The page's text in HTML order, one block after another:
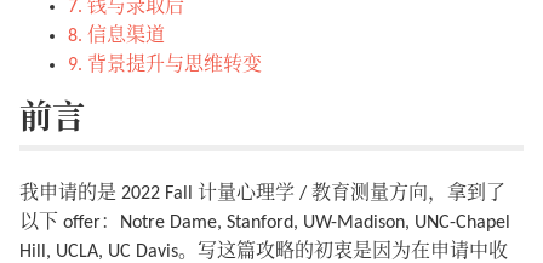
7. 钱与录取后
8. 信息渠道
9. 背景提升与思维转变
前言
我申请的是 2022 Fall 计量心理学 / 教育测量方向，拿到了
以下 offer：Notre Dame, Stanford, UW-Madison, UNC-Chapel
Hill, UCLA, UC Davis。写这篇攻略的初衷是因为在申请中收